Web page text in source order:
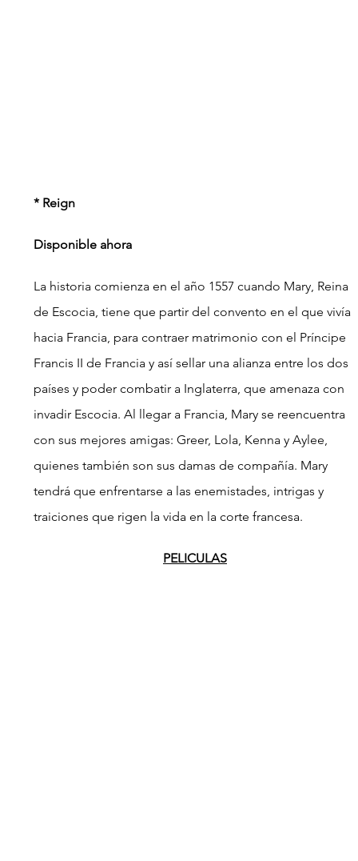
* Reign
Disponible ahora
La historia comienza en el año 1557 cuando Mary, Reina
de Escocia, tiene que partir del convento en el que vivía
hacia Francia, para contraer matrimonio con el Príncipe
Francis II de Francia y así sellar una alianza entre los dos
países y poder combatir a Inglaterra, que amenaza con
invadir Escocia. Al llegar a Francia, Mary se reencuentra
con sus mejores amigas: Greer, Lola, Kenna y Aylee,
quienes también son sus damas de compañía. Mary
tendrá que enfrentarse a las enemistades, intrigas y
traiciones que rigen la vida en la corte francesa.
PELICULAS